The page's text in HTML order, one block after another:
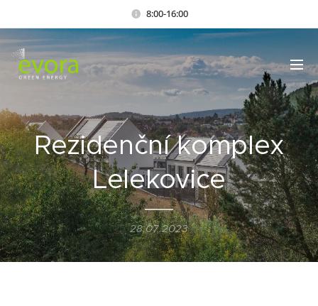
8:00-16:00
Rezidenční komplex
Lelekovice
28.07.2023